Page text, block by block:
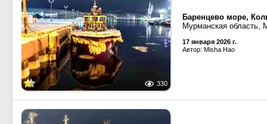
330
Баренцево море,
Мурманская область,
17 января 2026 г.
Автор: Misha Hao